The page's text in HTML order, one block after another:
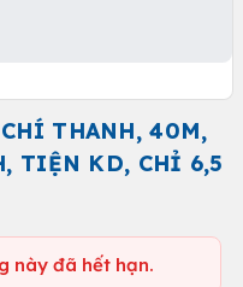
THANH, 40M,
TIỆN KD, CHỈ 6,5
này đã hết hạn.